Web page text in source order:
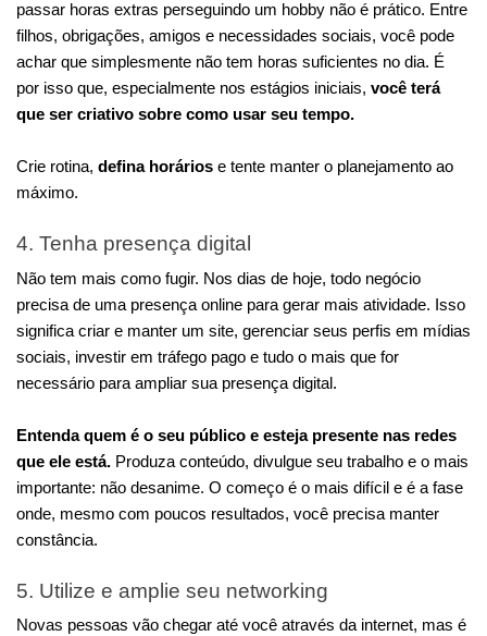
passar horas extras perseguindo um hobby não é prático. Entre
filhos, obrigações, amigos e necessidades sociais, você pode
achar que simplesmente não tem horas suficientes no dia. É
por isso que, especialmente nos estágios iniciais, você terá
que ser criativo sobre como usar seu tempo.
Crie rotina, defina horários e tente manter o planejamento ao
máximo.
4. Tenha presença digital
Não tem mais como fugir. Nos dias de hoje, todo negócio
precisa de uma presença online para gerar mais atividade. Isso
significa criar e manter um site, gerenciar seus perfis em mídias
sociais, investir em tráfego pago e tudo o mais que for
necessário para ampliar sua presença digital.
Entenda quem é o seu público e esteja presente nas redes
que ele está. Produza conteúdo, divulgue seu trabalho e o mais
importante: não desanime. O começo é o mais difícil e é a fase
onde, mesmo com poucos resultados, você precisa manter
constância.
5. Utilize e amplie seu networking
Novas pessoas vão chegar até você através da internet, mas é